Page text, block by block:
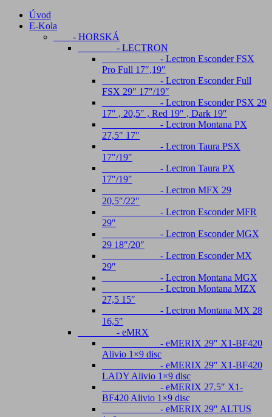
Úvod
E-Kola
- HORSKÁ
- LECTRON
- Lectron Esconder FSX
Pro Full 17″,19″
- Lectron Esconder Full
FSX 29″ 17″/19″
- Lectron Esconder PSX 29
17″ , 20,5″ , Red 19″ , Dark 19″
- Lectron Montana PX
27,5″ 17″
- Lectron Taura PSX
17″/19″
- Lectron Taura PX
17″/19″
- Lectron MFX 29
20,5″/22″
- Lectron Esconder MFR
29″
- Lectron Esconder MGX
29 18″/20″
- Lectron Esconder MX
29″
- Lectron Montana MGX
- Lectron Montana MZX
27,5 15″
- Lectron Montana MX 28
16,5″
- eMRX
- eMERIX 29″ X1-BF420
Alivio 1×9 disc
- eMERIX 29″ X1-BF420
LADY Alivio 1×9 disc
- eMERIX 27.5″ X1-
BF420 Alivio 1×9 disc
- eMERIX 29″ ALTUS